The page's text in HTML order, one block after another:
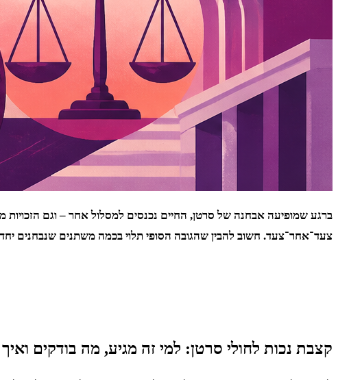
ברגע שמופיעה אבחנה של סרטן, החיים נכנסים למסלול אחר – וגם
צעד־אחר־צעד. חשוב להבין שהגובה הסופי תלוי בכמה משתנים שנבחנים
קצבת נכות לחולי סרטן: למי זה מגיע, מה בודקים